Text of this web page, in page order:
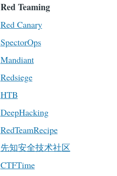
Red Teaming
Red Canary
SpectorOps
Mandiant
Redsiege
HTB
DeepHacking
RedTeamRecipe
先知安全技术社区
CTFTime